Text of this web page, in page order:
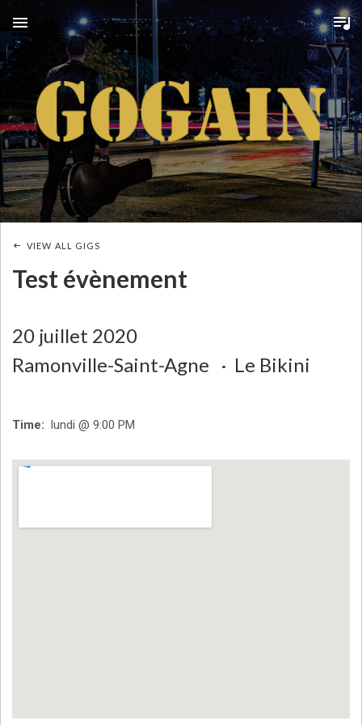
G
O
G
A
N
MENU
Test évènement
20 juillet 2020
Ramonville-Saint-Agne
Le Bikini
VIEW ALL GIGS
Time lundi @ 9:00 PM
Venue Details